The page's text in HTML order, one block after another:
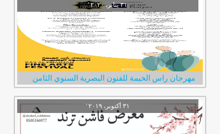
‏٣١ يناير، ٢٠٢٠‏ ‏'‏
مهرجان راس الخيمة للفنون البصرية السنوي الثامن